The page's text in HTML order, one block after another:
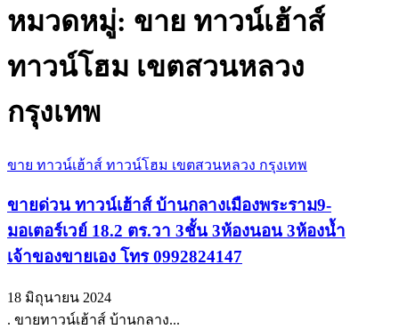
หมวดหมู่: ขาย ทาวน์เฮ้าส์
ทาวน์โฮม เขตสวนหลวง
กรุงเทพ
ขาย ทาวน์เฮ้าส์ ทาวน์โฮม เขตสวนหลวง กรุงเทพ
ขายด่วน ทาวน์เฮ้าส์ บ้านกลางเมืองพระราม9-
มอเตอร์เวย์ 18.2 ตร.วา 3ชั้น 3ห้องนอน 3ห้องน้ำ
เจ้าของขายเอง โทร 0992824147
18 มิถุนายน 2024
. ขายทาวน์เฮ้าส์ บ้านกลาง...